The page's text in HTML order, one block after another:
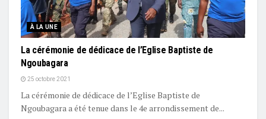
À LA UNE
La cérémonie de dédicace de l’Eglise Baptiste de
Ngoubagara
25 octobre 2021
La cérémonie de dédicace de l’Eglise Baptiste de
Ngoubagara a été tenue dans le 4e arrondissement de...